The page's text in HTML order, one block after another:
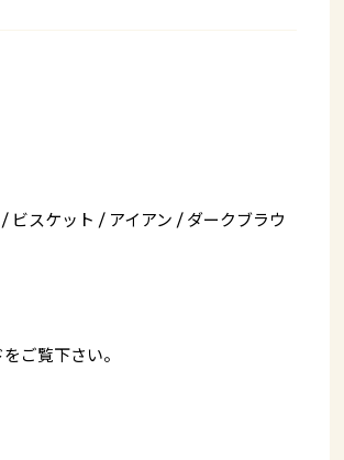
ビスケット / アイアン / ダークブラウ
をご覧下さい。